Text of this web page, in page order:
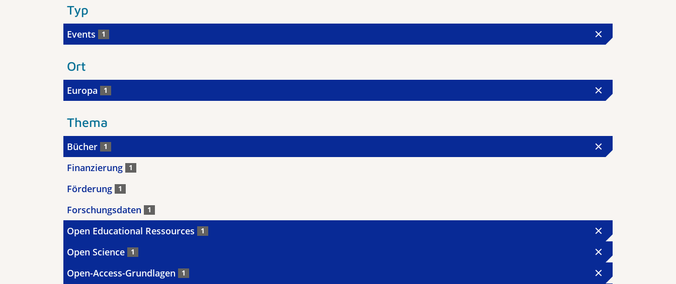
Typ
Events 1
Ort
Europa 1
Thema
Bücher 1
Finanzierung 1
Förderung 1
Forschungsdaten 1
Open Educational Ressources 1
Open Science 1
Open-Access-Grundlagen 1